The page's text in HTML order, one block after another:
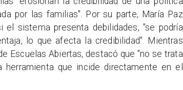
por las familias". Por su parte, María Paz
el sistema presenta debilidades, "se podría
lo que afecta la credibilidad". Mientras
Escuelas Abiertas, destacó que "no se trata
que incide directamente en el